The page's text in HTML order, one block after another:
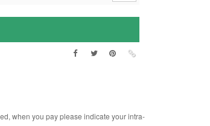
when you pay please indicate your intra-